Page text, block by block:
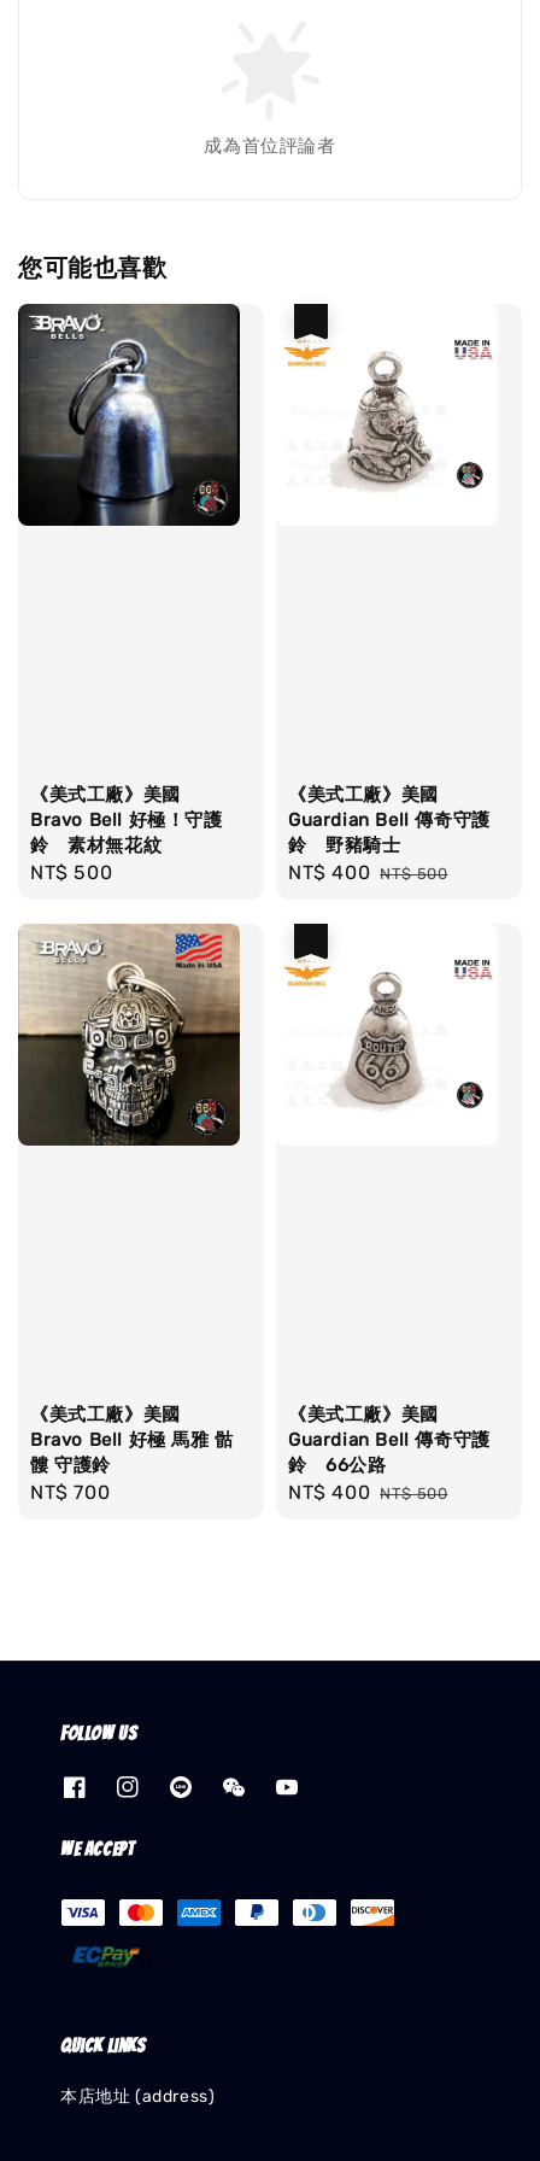
成為首位評論者
您可能也喜歡
《美式工廠》美國
Bravo Bell 好極！守護
鈴 素材無花紋
Regular
NT$ 500
《美式工廠》美國
Guardian Bell 傳奇守護
鈴 野豬騎士
Sale
NT$ 400 Regular
NT$ 500
《美式工廠》美國
Bravo Bell 好極 馬雅 骷
髏 守護鈴
Regular
NT$ 700
《美式工廠》美國
Guardian Bell 傳奇守護
鈴 66公路
Sale
NT$ 400 Regular
NT$ 500
Follow us
We accept
Quick links
本店地址 (address)